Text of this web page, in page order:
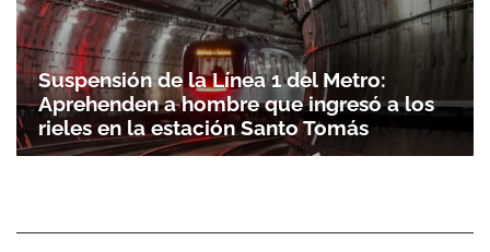
Suspensión de la Línea 1 del Metro:
Aprehenden a hombre que ingresó a los
rieles en la estación Santo Tomás